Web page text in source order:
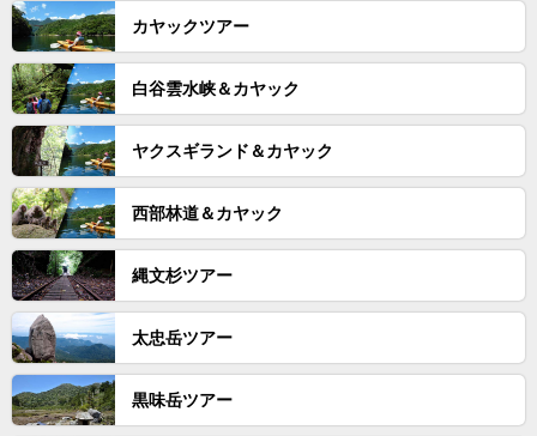
8/21(金)
8/22(土)
8/23(日)
8/24(月)
8/25(火)
8/26(水)
8/27(木)
8/28(金)
8/29(土)
8/30(日)
8/31(月)
9/1(火)
9/2(水)
9/3(木)
カヤックツアー
白谷雲水峡＆カヤック
ヤクスギランド＆カヤック
西部林道＆カヤック
縄文杉ツアー
太忠岳ツアー
黒味岳ツアー